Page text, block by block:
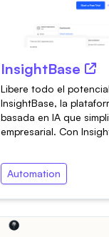
InsightBase
Libere todo el
InsightBase, la
basada en IA que
empresarial. Con
Automation